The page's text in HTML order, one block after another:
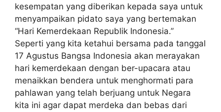
kesempatan yang diberikan kepada saya untuk
menyampaikan pidato saya yang bertemakan
“Hari Kemerdekaan Republik Indonesia.”
Seperti yang kita ketahui bersama pada tanggal
17 Agustus Bangsa Indonesia akan merayakan
hari kemerdekaan dengan ber-upacara atau
menaikkan bendera untuk menghormati para
pahlawan yang telah berjuang untuk Negara
kita ini agar dapat merdeka dan bebas dari